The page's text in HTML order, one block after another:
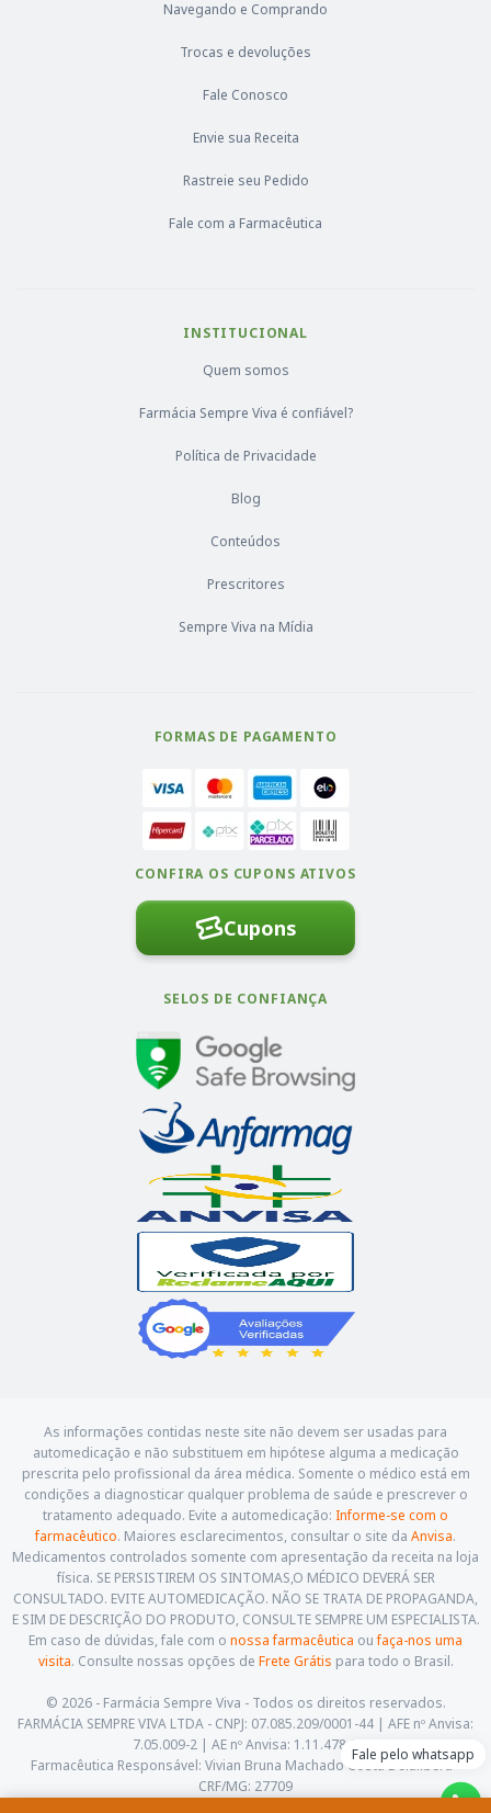
Fale pelo whatsapp
As informações contidas neste site não devem ser usadas para
automedicação e não substituem em hipótese alguma a medicação
prescrita pelo profissional da área médica. Somente o médico está em
condições a diagnosticar qualquer problema de saúde e prescrever o
tratamento adequado. Evite a automedicação: Informe-se com o
farmacêutico. Maiores esclarecimentos, consultar o site da Anvisa.
Medicamentos controlados somente com apresentação da receita na loja
física. SE PERSISTIREM OS SINTOMAS,O MÉDICO DEVERÁ SER
CONSULTADO. EVITE AUTOMEDICAÇÃO. NÃO SE TRATA DE PROPAGANDA,
E SIM DE DESCRIÇÃO DO PRODUTO, CONSULTE SEMPRE UM ESPECIALISTA.
Em caso de dúvidas, fale com o nossa farmacêutica oufaça-nos uma
visita. Consulte nossas opções de Frete Grátis para todo o Brasil.
© 2026 - Farmácia Sempre Viva - Todos os direitos reservados.
FARMÁCIA SEMPRE VIVA LTDA - CNPJ: 07.085.209/0001-44 | AFE nº Anvisa:
7.05.009-2 | AE nº Anvisa: 1.11.478-5
Farmacêutica Responsável: Vivian Bruna Machado Costa Delalibera -
CRF/MG: 27709
Navegando e Comprando
Trocas e devoluções
Fale Conosco
Envie sua Receita
Rastreie seu Pedido
Fale com a Farmacêutica
INSTITUCIONAL
Quem somos
Farmácia Sempre Viva é confiável?
Política de Privacidade
Blog
Conteúdos
Prescritores
Sempre Viva na Mídia
FORMAS DE PAGAMENTO
CONFIRA OS CUPONS ATIVOS
Cupons
SELOS DE CONFIANÇA